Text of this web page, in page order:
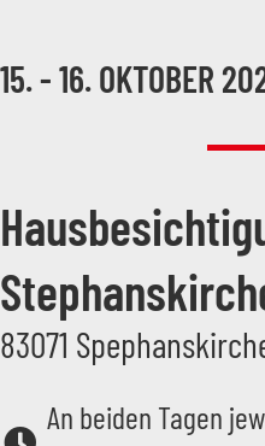
15. - 16. OKTOBER
83071
An beiden Tagen